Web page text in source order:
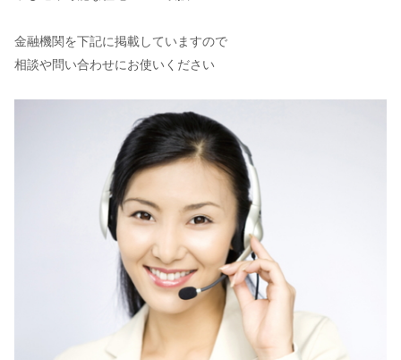
金融機関を下記に掲載していますので
相談や問い合わせにお使いください